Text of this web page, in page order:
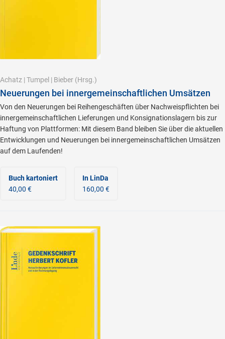
Achatz | Tumpel | Bieber (Hrsg.)
Neuerungen bei innergemeinschaftlichen Umsätzen
Von den Neuerungen bei Reihengeschäften über Nachweispflichten bei
innergemeinschaftlichen Lieferungen und Konsignationslagern bis zur
Haftung von Plattformen: Mit diesem Band bleiben Sie über die aktuellen
Entwicklungen und Neuerungen bei innergemeinschaftlichen Umsätzen
auf dem Laufenden!
Buch kartoniert
40,00 €
In LinDa
160,00 €